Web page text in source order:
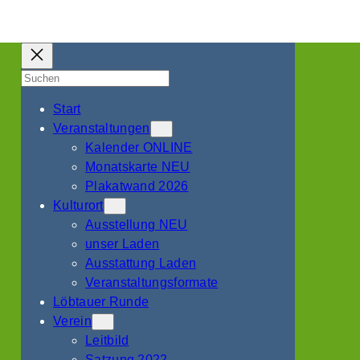
Suchen
Start
Veranstaltungen
Kalender ONLINE
Monatskarte NEU
Plakatwand 2026
Kulturort
Ausstellung NEU
unser Laden
Ausstattung Laden
Veranstaltungsformate
Löbtauer Runde
Verein
Leitbild